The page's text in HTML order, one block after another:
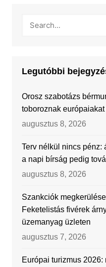
Legutóbbi
Orosz szabotázs
toboroznak
augusztus 8, 2026
Terv nélkül nincs pénz:
a napi bírság pedig
augusztus 8, 2026
Szankciók
Feketelistás fivérek
üzemanyag üzleten
augusztus 7, 2026
Európai turizmus